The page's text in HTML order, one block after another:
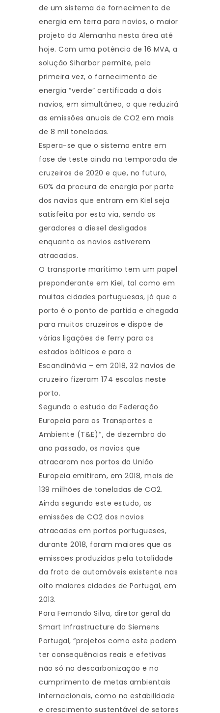
de um sistema de fornecimento de
energia em terra para navios, o maior
projeto da Alemanha nesta área até
hoje. Com uma potência de 16 MVA, a
solução Siharbor permite, pela
primeira vez, o fornecimento de
energia “verde” certificada a dois
navios, em simultâneo, o que reduzirá
as emissões anuais de CO2 em mais
de 8 mil toneladas.
Espera-se que o sistema entre em
fase de teste ainda na temporada de
cruzeiros de 2020 e que, no futuro,
60% da procura de energia por parte
dos navios que entram em Kiel seja
satisfeita por esta via, sendo os
geradores a diesel desligados
enquanto os navios estiverem
atracados.
O transporte marítimo tem um papel
preponderante em Kiel, tal como em
muitas cidades portuguesas, já que o
porto é o ponto de partida e chegada
para muitos cruzeiros e dispõe de
várias ligações de ferry para os
estados bálticos e para a
Escandinávia – em 2018, 32 navios de
cruzeiro fizeram 174 escalas neste
porto.
Segundo o estudo da Federação
Europeia para os Transportes e
Ambiente (T&E)*, de dezembro do
ano passado, os navios que
atracaram nos portos da União
Europeia emitiram, em 2018, mais de
139 milhões de toneladas de CO2.
Ainda segundo este estudo, as
emissões de CO2 dos navios
atracados em portos portugueses,
durante 2018, foram maiores que as
emissões produzidas pela totalidade
da frota de automóveis existente nas
oito maiores cidades de Portugal, em
2013.
Para Fernando Silva, diretor geral da
Smart Infrastructure da Siemens
Portugal, “projetos como este podem
ter consequências reais e efetivas
não só na descarbonização e no
cumprimento de metas ambientais
internacionais, como na estabilidade
e crescimento sustentável de setores